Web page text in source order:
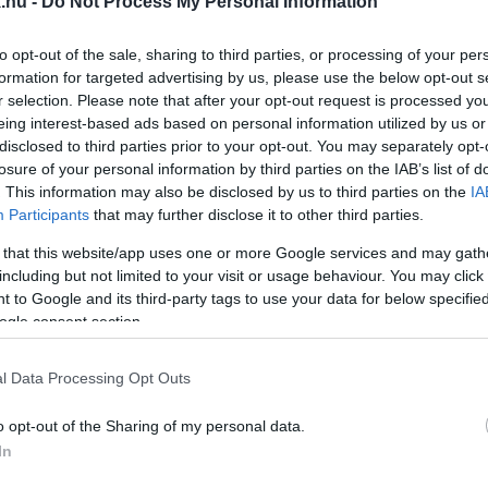
opt-out of the sale, sharing to third parties, or processing of your
for targeted advertising by us, please use the below opt-out
selection. Please note that after your opt-out request is processed
interest-based ads based on personal information utilized by us
to third parties prior to your opt-out. You may separately
of your personal information by third parties on the IAB’s list of
This information may also be disclosed by us to third parties on the
Participants that may further disclose it to other third parties.
that this website/app uses one or more Google services and may
but not limited to your visit or usage behaviour. You may
to Google and its third-party tags to use your data for below
consent section.
Data Processing Opt Outs
opt-out of the Sharing of my personal data.
KOSÁRLABDÁZÁS ATYJA
Egis Körmend játékosa.
A KÖRMEND-HONVÉD MECCSEN TÖRTÉNT
A KÖRMENDI KOSÁRCSAPAT IDEI